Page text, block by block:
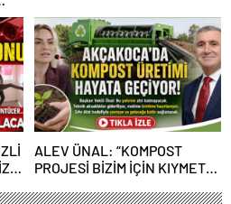
ALEV ÜNAL: “KOMPOST
PROJESİ BİZİM İÇİN KIYMETLİ,